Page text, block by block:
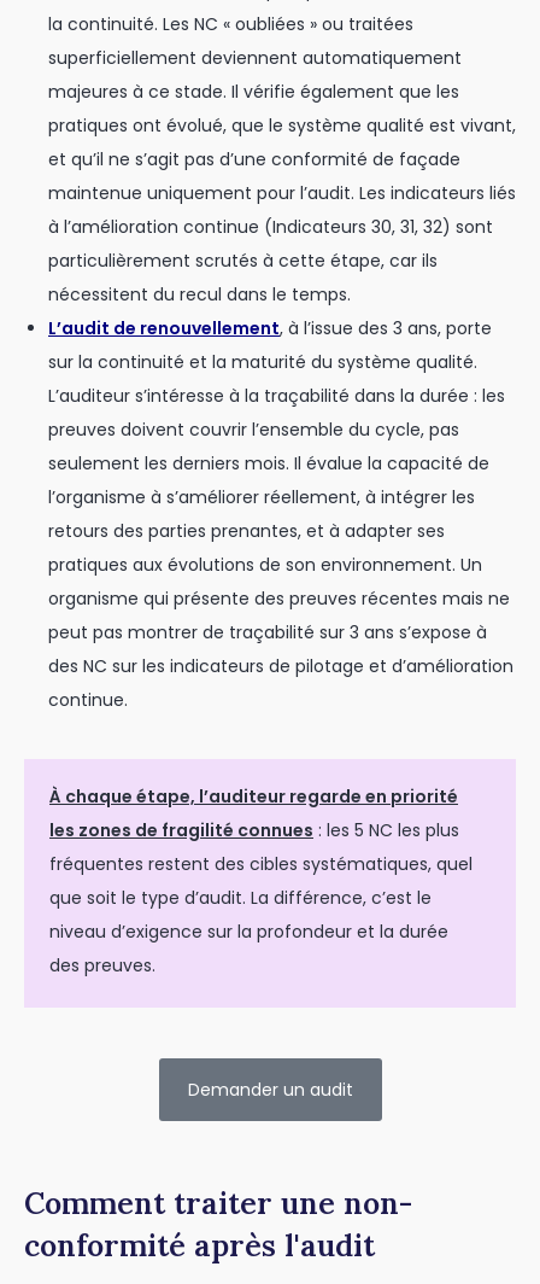
la continuité. Les NC « oubliées » ou traitées
superficiellement deviennent automatiquement
majeures à ce stade. Il vérifie également que les
pratiques ont évolué, que le système qualité est vivant,
et qu’il ne s’agit pas d’une conformité de façade
maintenue uniquement pour l’audit. Les indicateurs liés
à l’amélioration continue (Indicateurs 30, 31, 32) sont
particulièrement scrutés à cette étape, car ils
nécessitent du recul dans le temps.
L’audit de renouvellement, à l’issue des 3 ans, porte
sur la continuité et la maturité du système qualité.
L’auditeur s’intéresse à la traçabilité dans la durée : les
preuves doivent couvrir l’ensemble du cycle, pas
seulement les derniers mois. Il évalue la capacité de
l’organisme à s’améliorer réellement, à intégrer les
retours des parties prenantes, et à adapter ses
pratiques aux évolutions de son environnement. Un
organisme qui présente des preuves récentes mais ne
peut pas montrer de traçabilité sur 3 ans s’expose à
des NC sur les indicateurs de pilotage et d’amélioration
continue.
À chaque étape, l’auditeur regarde en priorité
les zones de fragilité connues : les 5 NC les plus
fréquentes restent des cibles systématiques, quel
que soit le type d’audit. La différence, c’est le
niveau d’exigence sur la profondeur et la durée
des preuves.
Demander un audit
Comment traiter une non-
conformité après l'audit